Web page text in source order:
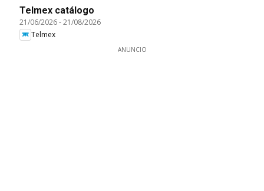
Telmex catálogo
21/06/2026-21/08/2026
Telmex
ANUNCIO